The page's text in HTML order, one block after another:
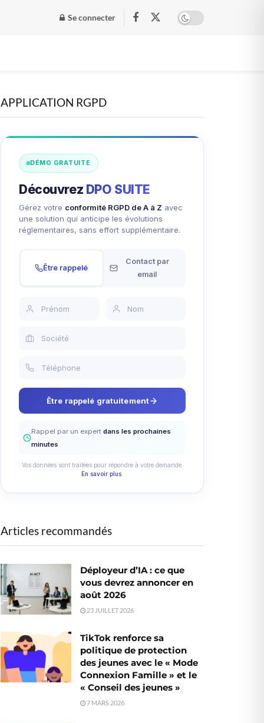
Se connecter
APPLICATION RGPD
DÉMO GRATUITE
Découvrez DPO SUITE
Gérez votre conformité RGPD de A à Z avec
une solution qui anticipe les évolutions
réglementaires, sans effort supplémentaire.
Être rappelé
Contact par
email
Être rappelé gratuitement
Rappel par un expert dans les prochaines
minutes
Vos données sont traitées pour répondre à votre demande.
En savoir plus
Articles recommandés
Déployeur d’IA : ce que
vous devrez annoncer en
août 2026
23 JUILLET 2026
TikTok renforce sa
politique de protection
des jeunes avec le « Mode
Connexion Famille » et le
« Conseil des jeunes »
7 MARS 2026